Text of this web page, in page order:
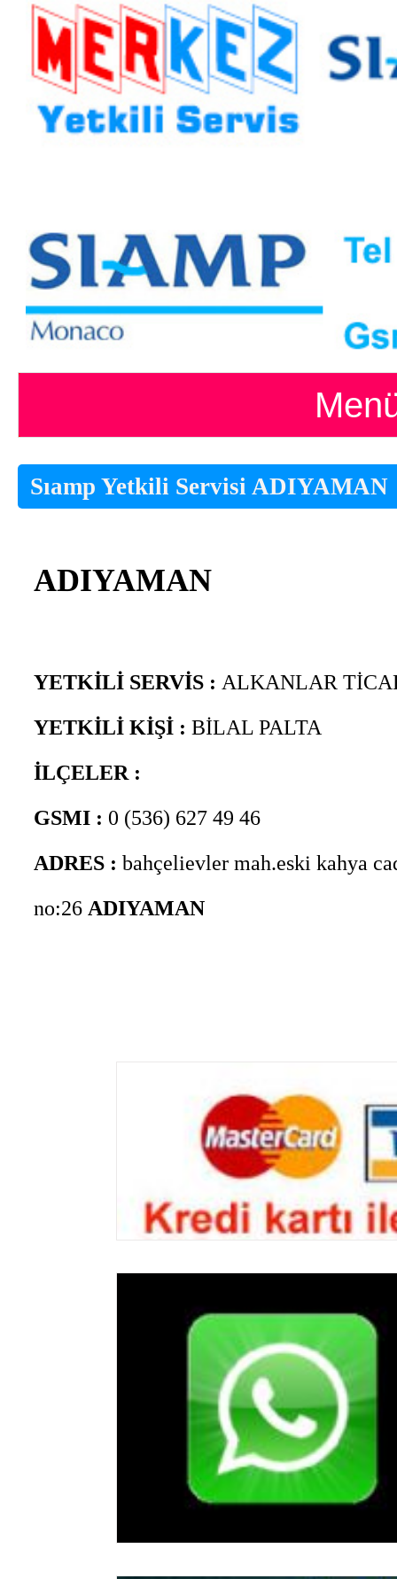
Sıamp Yetkili Servisi ADIYAMAN
ADIYAMAN
YETKİLİ SERVİS : ALKANLAR
YETKİLİ KİŞİ :BİLAL PALTA
İLÇELER :
GSMI : 0 (536) 627 49 46
ADRES :bahçelievler mah.eski kahya
no:26 ADIYAMAN